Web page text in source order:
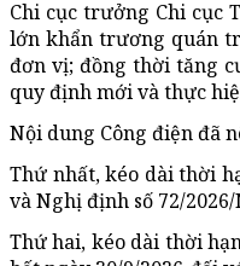
Chi cục trưởng Chi cục
lớn khẩn trương quán
đơn vị; đồng thời tăng
quy định mới và thực
Nội dung Công điện đã
Thứ nhất, kéo dài thời
và Nghị định số 72/
Thứ hai, kéo dài thời